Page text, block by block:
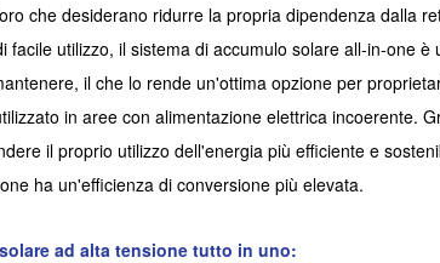
che desiderano ridurre la propria dipendenza dalla
utilizzo, il sistema di accumulo solare all-in-one
il che lo rende un'ottima opzione per
in aree con alimentazione elettrica incoerente.
il proprio utilizzo dell'energia più efficiente e
ha un'efficienza di conversione più elevata.
ad alta tensione tutto in uno: